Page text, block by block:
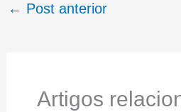
← Post anterior
Artigos